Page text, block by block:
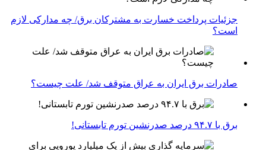
جزئیات پرداخت خسارت به مشترکان برق/ چه مدارکی لازم
است؟
صادرات برق ایران به عراق متوقف شد/ علت چیست؟
برق با ۹۴.۷ درصد صدرنشین تورم تابستانی!